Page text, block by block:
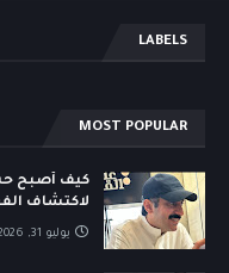
LABELS
MOST POPULAR
كيف أصبح
لاكتشاف
يوليو 31, 2026